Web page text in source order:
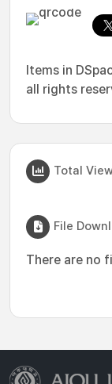
Items in
all rights
Total
File
There are no